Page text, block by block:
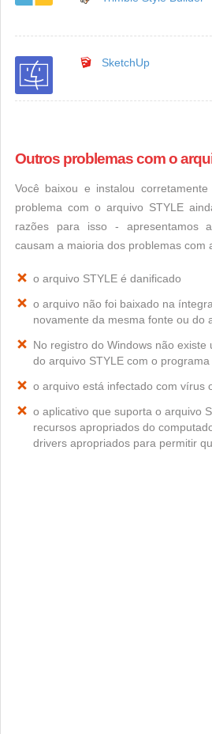
SketchUp
Outros problemas com o
Você baixou e instalou
problema com o arquivo STYLE
razões para isso - apresentamos
causam a maioria dos problemas com
o arquivo STYLE é danificado
o arquivo não foi baixado na
novamente da mesma fonte ou do
No registro do Windows não existe
do arquivo STYLE com o
o arquivo está infectado com vírus
o aplicativo que suporta o arquivo
recursos apropriados do
drivers apropriados para permitir